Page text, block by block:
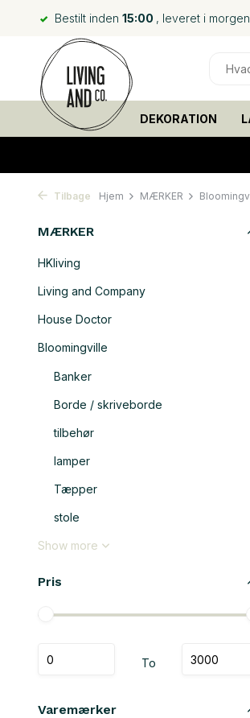
Bestilt inden 15:00 , leveret i
DEKORATION
Tilbage Hjem MÆRKER
MÆRKER
HKliving
Living and Company
House Doctor
Bloomingville
Banker
Borde / skriveborde
tilbehør
lamper
Tæpper
stole
Show more
Pris
To
Varemærker